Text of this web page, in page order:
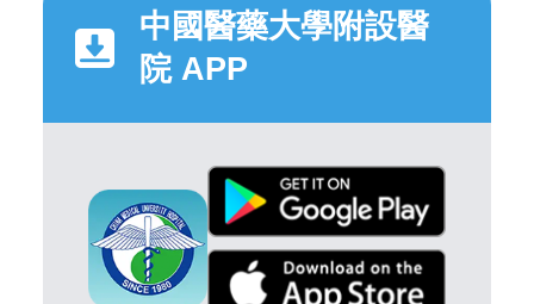
中國醫藥大學附設醫
院 APP